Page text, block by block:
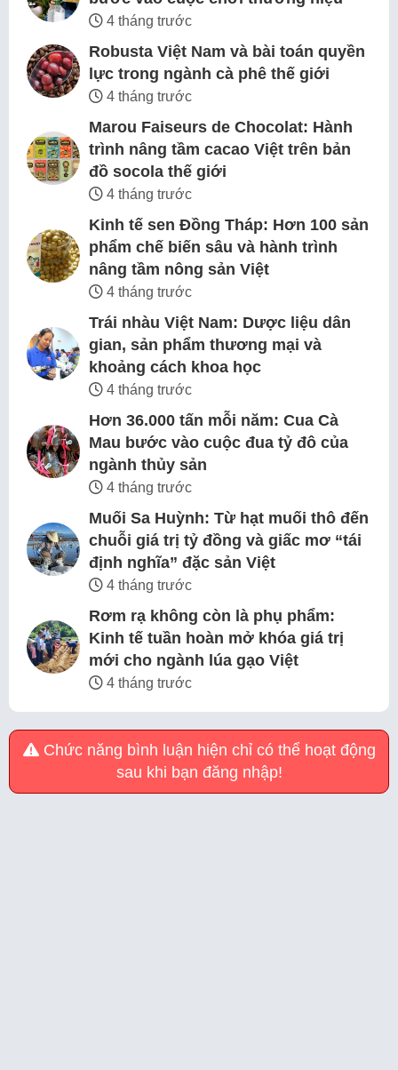
4 tháng trước
Robusta Việt Nam và bài toán quyền
lực trong ngành cà phê thế giới
4 tháng trước
Marou Faiseurs de Chocolat: Hành
trình nâng tầm cacao Việt trên bản
đồ socola thế giới
4 tháng trước
Kinh tế sen Đồng Tháp: Hơn 100 sản
phẩm chế biến sâu và hành trình
nâng tầm nông sản Việt
4 tháng trước
Trái nhàu Việt Nam: Dược liệu dân
gian, sản phẩm thương mại và
khoảng cách khoa học
4 tháng trước
Hơn 36.000 tấn mỗi năm: Cua Cà
Mau bước vào cuộc đua tỷ đô của
ngành thủy sản
4 tháng trước
Muối Sa Huỳnh: Từ hạt muối thô đến
chuỗi giá trị tỷ đồng và giấc mơ “tái
định nghĩa” đặc sản Việt
4 tháng trước
Rơm rạ không còn là phụ phẩm:
Kinh tế tuần hoàn mở khóa giá trị
mới cho ngành lúa gạo Việt
4 tháng trước
Chức năng bình luận hiện chỉ có thể hoạt động
sau khi bạn đăng nhập!